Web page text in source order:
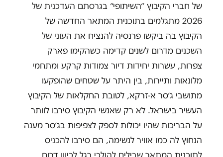
של חברי הקיבוץ ״השיתופי״ בגרסתם העדכנית של
2026 מתגלמים בתוכנית המתאר החדשה של
הקיבוץ בה ביקשו פרנסיה להנציח את העוני של
השכנים מדרום לשנים קדימה כשהקימו פארק
צפרות, עשרות יחידות דיור צמודות קרקע ומתחמי
מלונאות ותיירות, בין היתר על שטחים שהופקעו
מתושבי ג׳סר א-זרקא, לטובת החקלאות של הקיבוץ
העשיר בישראל. לא רק שאנשי הקיבוץ סירבו לוותר
על הבריכות שהיו יכולות לספק לצפיפות בג׳סר מענה
הנחוץ לה כמו אוויר לנשימה, הם סירבו להכניס